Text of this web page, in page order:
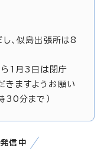
、似島出張所は8
1月3日は閉庁
きますようお願い
30分まで）
信中